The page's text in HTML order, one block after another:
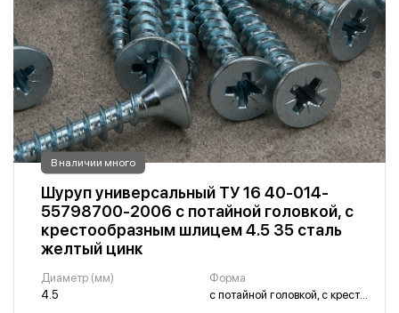
В наличии много
Шуруп универсальный ТУ 16 40-014-
55798700-2006 с потайной головкой, с
крестообразным шлицем 4.5 35 сталь
желтый цинк
Диаметр (мм)
4.5
Форма
с потайной головкой, с крестообразным шлицем